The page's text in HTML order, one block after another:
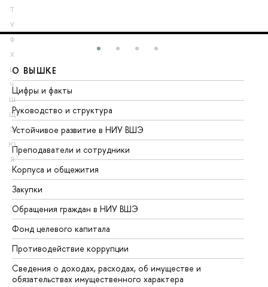
Т
У
Ф
Х
Ц
Ч
Ш
Щ
Э
Ю
Я
О ВЫШКЕ
Цифры и факты
Руководство и структура
Устойчивое развитие в НИУ ВШЭ
Преподаватели и сотрудники
Корпуса и общежития
Закупки
Обращения граждан в НИУ ВШЭ
Фонд целевого капитала
Противодействие коррупции
Сведения о доходах, расходах, об имуществе и
обязательствах имущественного характера